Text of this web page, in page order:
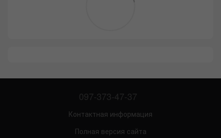
097-373-47-37
Контактная информация
Полная версия сайта